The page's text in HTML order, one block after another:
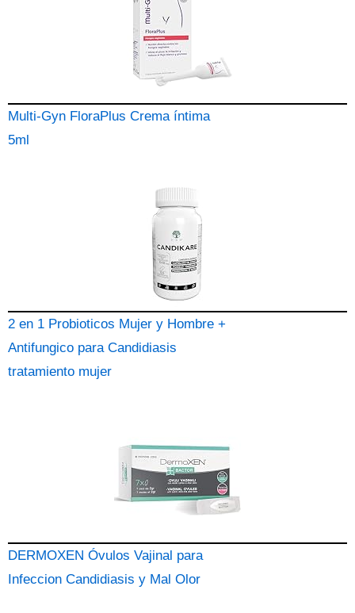
Multi-Gyn FloraPlus Crema íntima
5ml
2 en 1 Probioticos Mujer y Hombre +
Antifungico para Candidiasis
tratamiento mujer
DERMOXEN Óvulos Vajinal para
Infeccion Candidiasis y Mal Olor